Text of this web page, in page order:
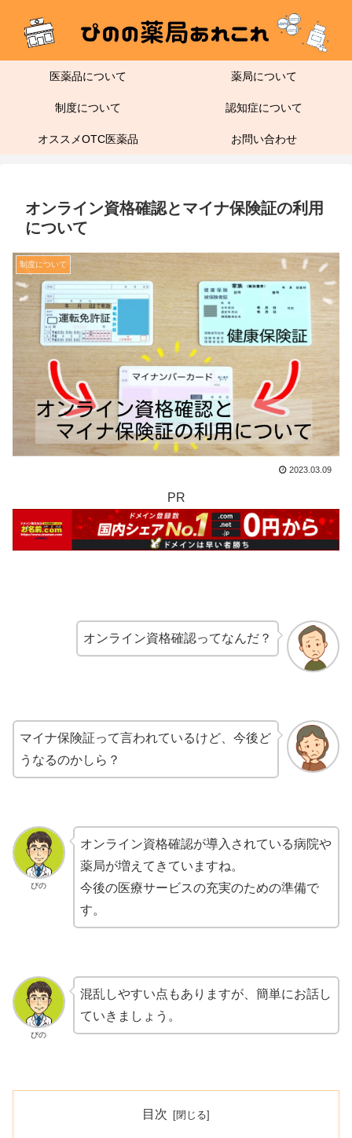
医薬品について 薬局について
制度について 認知症について
オススメOTC医薬品 お問い合わせ
オンライン資格確認とマイナ保険証の利用
について
制度について
2023.03.09
PR
オンライン資格確認ってなんだ？
マイナ保険証って言われているけど、今後ど
うなるのかしら？
ぴの
オンライン資格確認が導入されている病院や
薬局が増えてきていますね。
今後の医療サービスの充実のための準備で
す。
ぴの
混乱しやすい点もありますが、簡単にお話し
ていきましょう。
目次